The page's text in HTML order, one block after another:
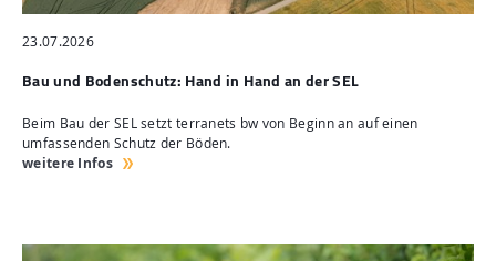
23.07.2026
Bau und Bodenschutz: Hand in Hand an der SEL
Beim Bau der SEL setzt terranets bw von Beginn an auf einen
umfassenden Schutz der Böden.
weitere Infos